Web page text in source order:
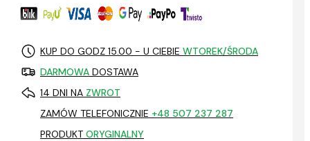
KUP DO GODZ 15.00 - U CIEBIE WTOREK/ŚRODA
DARMOWA DOSTAWA
14 DNI NA ZWROT
ZAMÓW TELEFONICZNIE +48 507 237 287
PRODUKT ORYGINALNY